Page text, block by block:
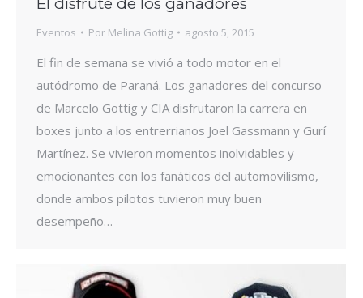
Eventos Por Melina Gottig agosto 5, 2015
El fin de semana se vivió a todo motor en el
autódromo de Paraná. Los ganadores del concurso
de Marcelo Gottig y CIA disfrutaron la carrera en
boxes junto a los entrerrianos Joel Gassmann y Gurí
Martínez. Se vivieron momentos inolvidables y
emocionantes con los fanáticos del automovilismo,
donde ambos pilotos tuvieron muy buen
desempeño…